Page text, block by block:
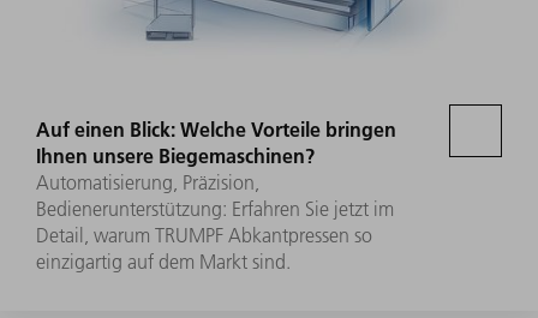
Auf einen Blick: Welche Vorteile bringen
Ihnen unsere Biegemaschinen?
Automatisierung, Präzision,
Bedienerunterstützung: Erfahren Sie jetzt im
Detail, warum TRUMPF Abkantpressen so
einzigartig auf dem Markt sind.